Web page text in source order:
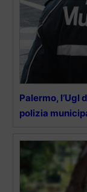
Palermo, l’Ugl
polizia